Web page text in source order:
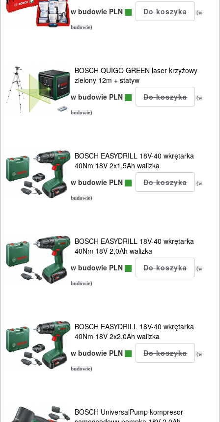
w budowie PLN
(w
budowie)
BOSCH QUIGO GREEN laser krzyżowy
zielony 12m + statyw
w budowie PLN
(w
budowie)
BOSCH EASYDRILL 18V-40 wkrętarka
40Nm 18V 2x1,5Ah walizka
w budowie PLN
(w
budowie)
BOSCH EASYDRILL 18V-40 wkrętarka
40Nm 18V 2,0Ah walizka
w budowie PLN
(w
budowie)
BOSCH EASYDRILL 18V-40 wkrętarka
40Nm 18V 2x2,0Ah walizka
w budowie PLN
(w
budowie)
BOSCH UniversalPump kompresor